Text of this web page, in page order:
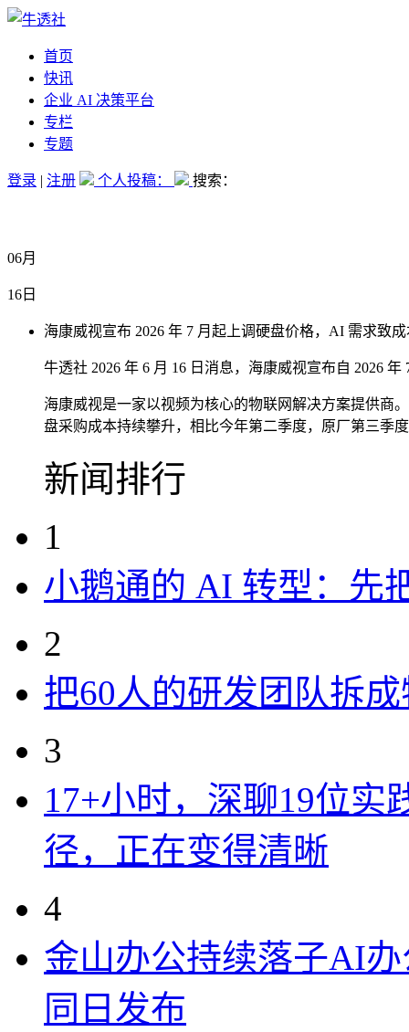
首页
快讯
企业 AI 决策平台
专栏
专题
登录 | 注册 个人投稿： 搜索：
06月
16日
海康威视宣布 2026 年 7 月起上调硬盘价格，AI 需求致
牛透社 2026 年 6 月 16 日消息，海康威视宣布自 2026
海康威视是一家以视频为核心的物联网解决方案提供商
盘采购成本持续攀升，相比今年第二季度，原厂第三季
新闻排行
1
小鹅通的 AI 转型：先
2
把60人的研发团队拆
3
17+小时，深聊19位实
径，正在变得清晰
4
金山办公持续落子AI办
同日发布